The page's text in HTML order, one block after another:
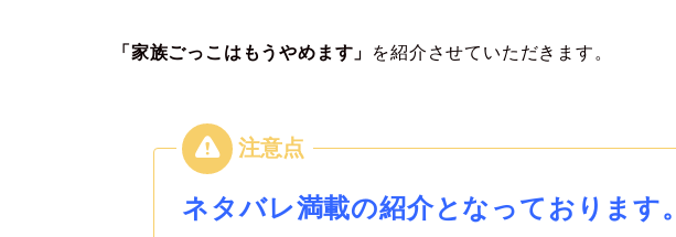
「家族ごっこはもうやめます」 を紹介させていただきます。
ネタバレ満載の紹介となっております。